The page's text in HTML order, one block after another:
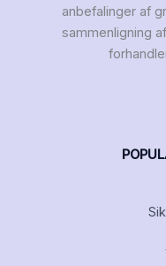
anbefalinger af
sammenligning